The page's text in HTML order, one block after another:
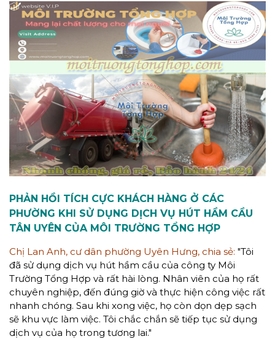
PHẢN HỒI TÍCH CỰC KHÁCH HÀNG Ở CÁC
PHƯỜNG KHI SỬ DỤNG DỊCH VỤ HÚT HẦM CẦU
TÂN UYÊN CỦA MÔI TRƯỜNG TỔNG HỢP
Chị Lan Anh, cư dân phường Uyên Hưng, chia sẻ: "Tôi
đã sử dụng dịch vụ hút hầm cầu của công ty Môi
Trường Tổng Hợp và rất hài lòng. Nhân viên của họ rất
chuyên nghiệp, đến đúng giờ và thực hiện công việc rất
nhanh chóng. Sau khi xong việc, họ còn dọn dẹp sạch
sẽ khu vực làm việc. Tôi chắc chắn sẽ tiếp tục sử dụng
dịch vụ của họ trong tương lai."